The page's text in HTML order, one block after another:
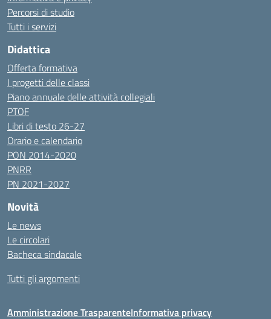
Percorsi di studio
Tutti i servizi
Didattica
Offerta formativa
I progetti delle classi
Piano annuale delle attività collegiali
PTOF
Libri di testo 26-27
Orario e calendario
PON 2014-2020
PNRR
PN 2021-2027
Novità
Le news
Le circolari
Bacheca sindacale
Tutti gli argomenti
Amministrazione TrasparenteInformativa privacy